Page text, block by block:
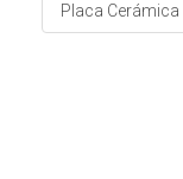
Placa Cerámica